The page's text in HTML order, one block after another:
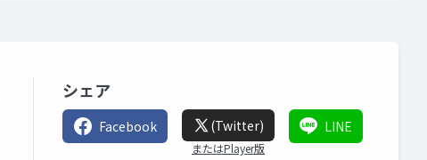
シェア
Facebook (Twitter)
またはPlayer版
LINE